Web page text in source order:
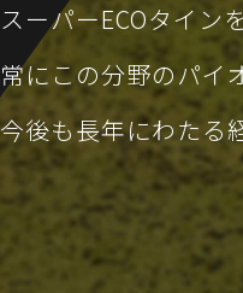
スーパーECOタイン
常にこの分野のパイ
今後も長年にわたる